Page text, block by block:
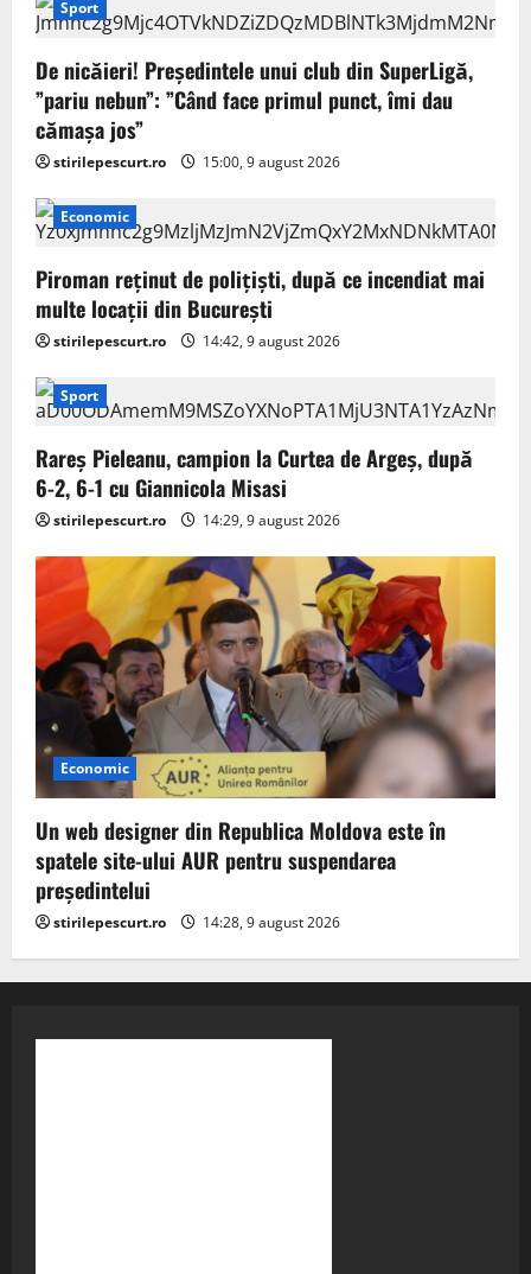
Sport
De nicăieri! Președintele unui club din SuperLigă,
”pariu nebun”: ”Când face primul punct, îmi dau
cămașa jos”
stirilepescurt.ro 15:00, 9 august 2026
Economic
Piroman reţinut de poliţişti, după ce incendiat mai
multe locaţii din București
stirilepescurt.ro 14:42, 9 august 2026
Sport
Rareș Pieleanu, campion la Curtea de Argeș, după
6-2, 6-1 cu Giannicola Misasi
stirilepescurt.ro 14:29, 9 august 2026
Economic
Un web designer din Republica Moldova este în
spatele site-ului AUR pentru suspendarea
președintelui
stirilepescurt.ro 14:28, 9 august 2026